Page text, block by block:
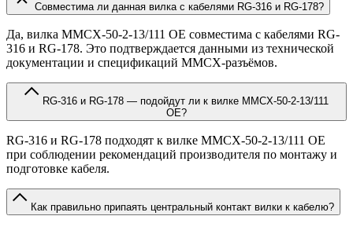
Совместима ли данная вилка с кабелями RG-316 и RG-178?
Да, вилка MMCX-50-2-13/111 OE совместима с кабелями RG-
316 и RG-178. Это подтверждается данными из технической
документации и спецификаций MMCX-разъёмов.
OE?
RG-316 и RG-178 подходят к вилке MMCX-50-2-13/111 OE
при соблюдении рекомендаций производителя по монтажу и
подготовке кабеля.
Как правильно припаять центральный контакт вилки к кабелю?